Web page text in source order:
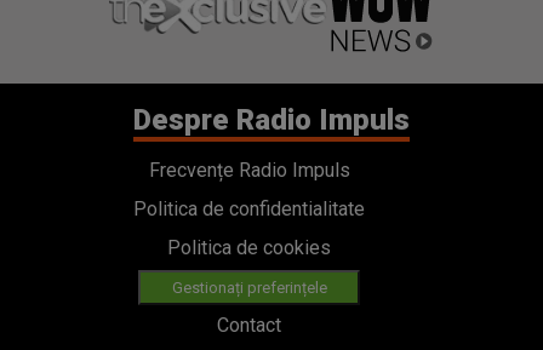
Despre Radio Impuls
Frecvențe Radio Impuls
Politica de confidentialitate
Politica de cookies
Gestionați preferințele
Contact